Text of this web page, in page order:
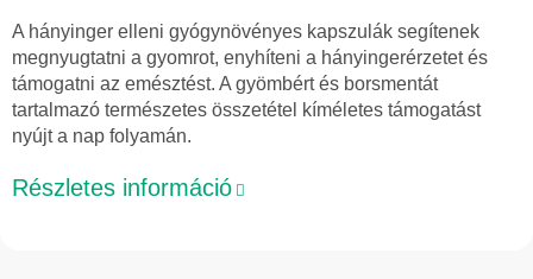
A hányinger elleni gyógynövényes kapszulák segítenek
megnyugtatni a gyomrot, enyhíteni a hányingerérzetet és
támogatni az emésztést. A gyömbért és borsmentát
tartalmazó természetes összetétel kíméletes támogatást
nyújt a nap folyamán.
Részletes információ